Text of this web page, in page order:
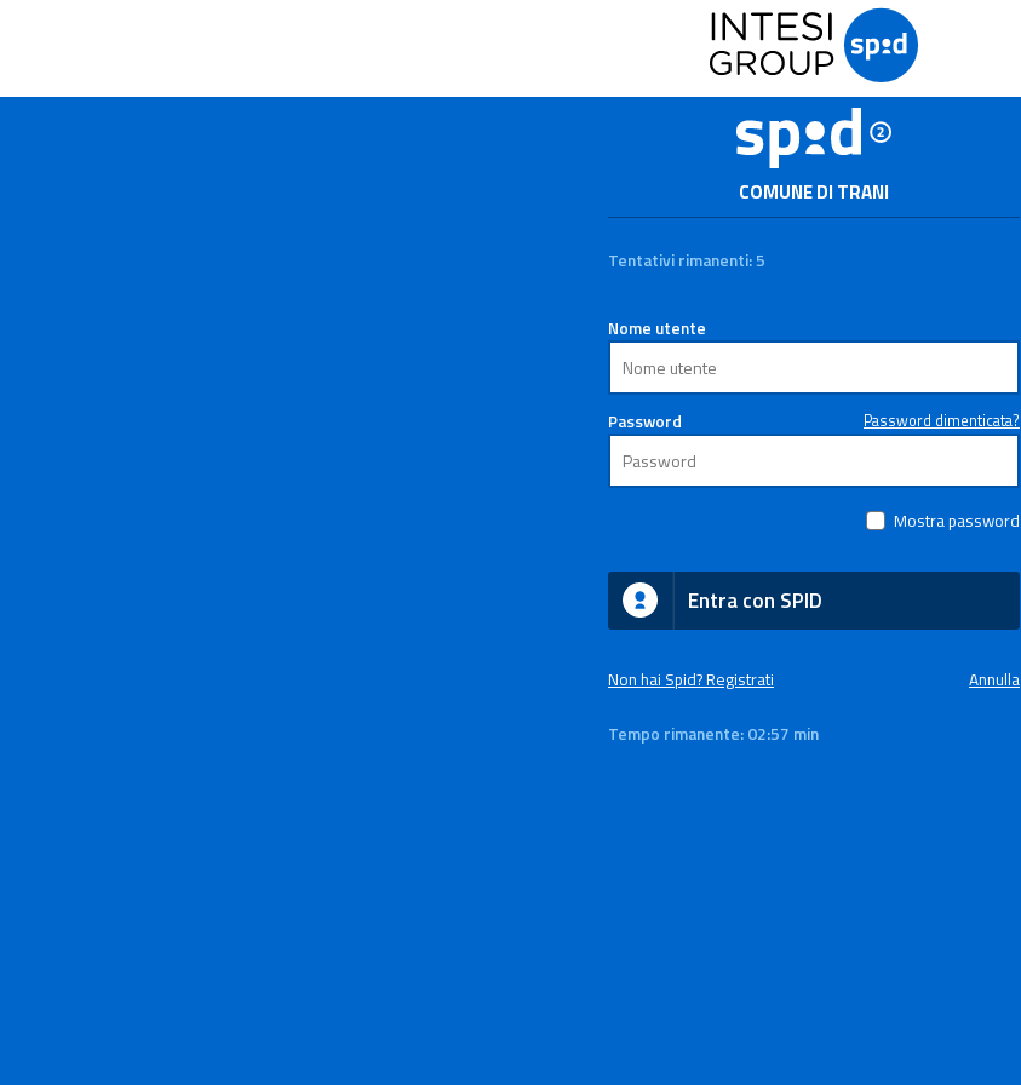
COMUNE DI TRANI
Tentativi rimanenti: 5
Nome utente
Password Password dimenticata?
Mostra password
Entra con SPID
Non hai Spid? Registrati Annulla
Tempo rimanente: 02:57 min